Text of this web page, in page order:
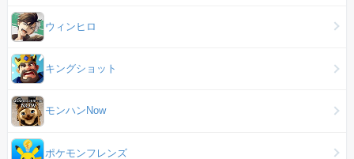
ウィンヒロ
キングショット
モンハンNow
ポケモンフレンズ